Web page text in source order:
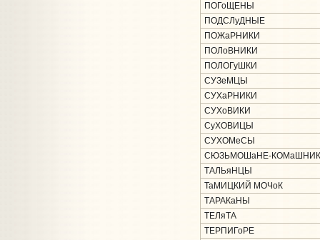
ПОГоЩЕНЫ
ПОДСЛуДНЫЕ
ПОЖаРНИКИ
ПОЛоВНИКИ
ПОЛОГуШКИ
СУЗеМЦЫ
СУХаРНИКИ
СУХоВИКИ
СуХОВИЦЫ
СУХОМеСЫ
СЮЗЬМОШаНЕ-
ТАЛЬяНЦЫ
ТаМИЦКИЙ МОЧоК
ТАРАКаНЫ
ТЕЛяТА
ТЕРПИГоРЕ